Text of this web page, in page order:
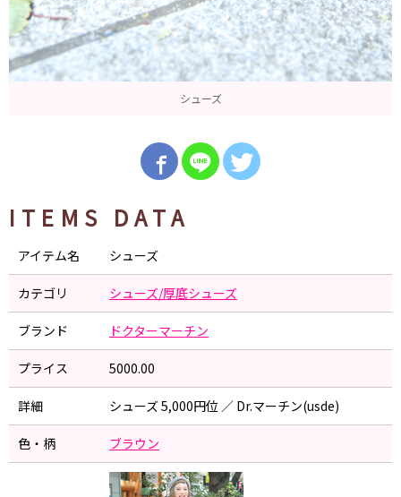
シューズ
ITEMS DATA
アイテム名 シューズ
カテゴリ シューズ/厚底シューズ
ブランド ドクターマーチン
プライス 5000.00
詳細 シューズ 5,000円位 ／ Dr.マーチン(usde)
色・柄 ブラウン